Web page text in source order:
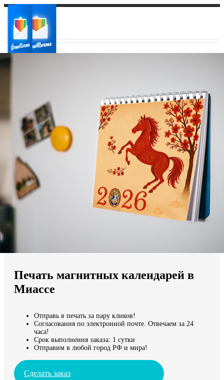
Ваш регион доставки
Выберите из списка:
Мы доставляем по всему миру
Продолжить без города
Печать магнитных календарей в
Миассе
Отправь в печать за пару кликов!
Согласования по электронной почте. Отвечаем за 24
часа!
Срок выполнения заказа: 1 сутки
Отправим в любой город РФ и мира!
Сделать заказ